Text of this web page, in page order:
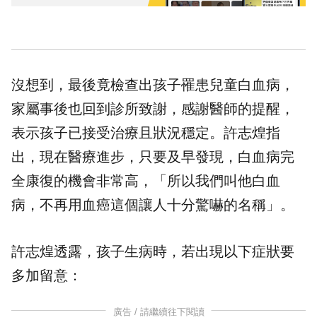
沒想到，最後竟檢查出孩子罹患兒童白血病，
家屬事後也回到診所致謝，感謝醫師的提醒，
表示孩子已接受治療且狀況穩定。許志煌指
出，現在醫療進步，只要及早發現，白血病完
全康復的機會非常高，「所以我們叫他白血
病，不再用血癌這個讓人十分驚嚇的名稱」。
許志煌透露，孩子生病時，若出現以下症狀要
多加留意：
廣告 / 請繼續往下閱讀